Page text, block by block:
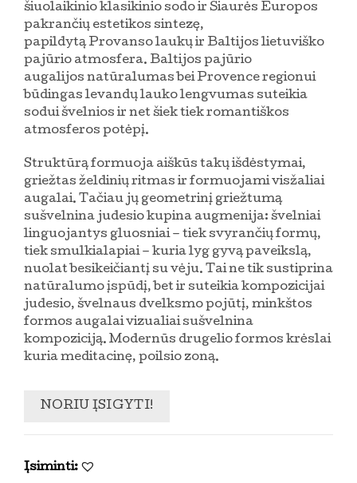
šiuolaikinio klasikinio sodo ir Šiaurės Europos
pakrančių estetikos sintezę,
papildytą Provanso laukų ir Baltijos lietuviško
pajūrio atmosfera. Baltijos pajūrio
augalijos natūralumas bei Provence regionui
būdingas levandų lauko lengvumas suteikia
sodui švelnios ir net šiek tiek romantiškos
atmosferos potėpį.
Struktūrą formuoja aiškūs takų išdėstymai,
griežtas želdinių ritmas ir formuojami visžaliai
augalai. Tačiau jų geometrinį griežtumą
sušvelnina judesio kupina augmenija: švelniai
linguojantys gluosniai – tiek svyrančių formų,
tiek smulkialapiai – kuria lyg gyvą paveikslą,
nuolat besikeičiantį su vėju. Tai ne tik sustiprina
natūralumo įspūdį, bet ir suteikia kompozicijai
judesio, švelnaus dvelksmo pojūtį, minkštos
formos augalai vizualiai sušvelnina
kompoziciją. Modernūs drugelio formos krėslai
kuria meditacinę, poilsio zoną.
NORIU ĮSIGYTI!
Įsiminti: